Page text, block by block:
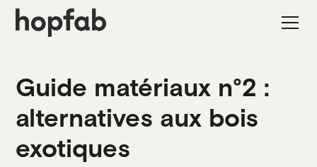
Guide matériaux n°2 :
alternatives aux bois
exotiques